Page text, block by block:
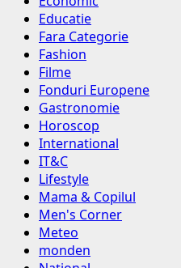
Educatie
Fara Categorie
Fashion
Filme
Fonduri Europene
Gastronomie
Horoscop
International
IT&C
Lifestyle
Mama & Copilul
Men's Corner
Meteo
monden